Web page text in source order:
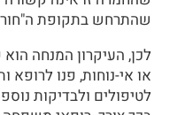
שהתרחש בתקופת
לכן, העיקרון המנחה
או אי-נוחות, פנו לרופא
לטיפולים ולבדיקות